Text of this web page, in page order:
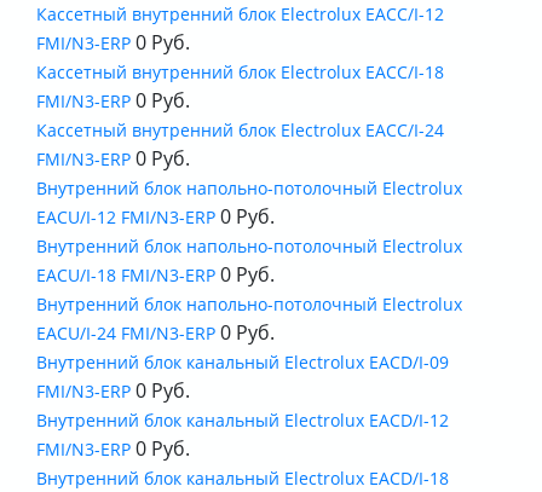
Кассетный внутренний блок Electrolux EACС/I-12
FMI/N3-ERP 0 Руб.
Кассетный внутренний блок Electrolux EACС/I-18
FMI/N3-ERP 0 Руб.
Кассетный внутренний блок Electrolux EACС/I-24
FMI/N3-ERP 0 Руб.
Внутренний блок напольно-потолочный Electrolux
EACU/I-12 FMI/N3-ERP 0 Руб.
Внутренний блок напольно-потолочный Electrolux
EACU/I-18 FMI/N3-ERP 0 Руб.
Внутренний блок напольно-потолочный Electrolux
EACU/I-24 FMI/N3-ERP 0 Руб.
Внутренний блок канальный Electrolux EACD/I-09
FMI/N3-ERP 0 Руб.
Внутренний блок канальный Electrolux EACD/I-12
FMI/N3-ERP 0 Руб.
Внутренний блок канальный Electrolux EACD/I-18